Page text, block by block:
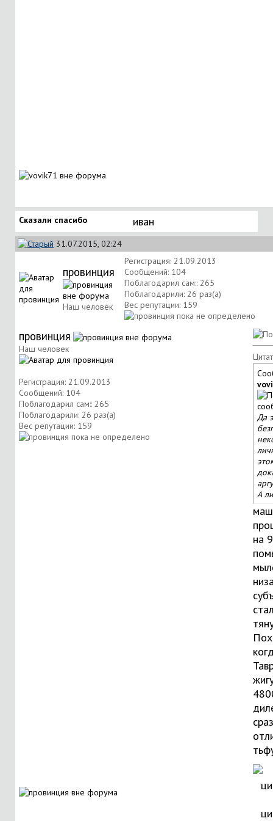
Сказали спасибо иван
31.07.2015, 02:24
провинция
Наш человек
Регистрация: 21.09.2013
Сообщений: 104
Поблагодарил сам:: 265
Поблагодарили: 26 раз(а)
Вес репутации: 159
провинция
Наш человек
Регистрация: 21.09.2013
Сообщений: 104
Поблагодарил сам:: 265
Поблагодарили: 26 раз(а)
Вес репутации: 159
Да
А
на